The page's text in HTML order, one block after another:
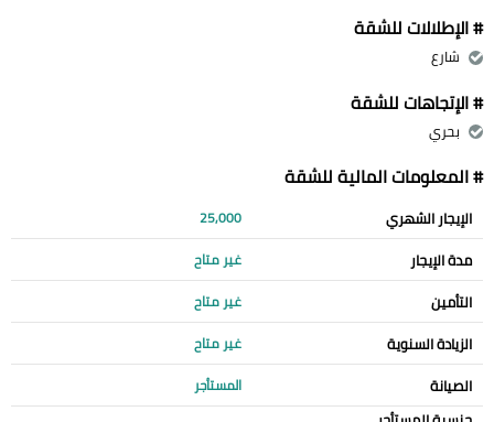
# الإطلالات للشقة
شارع
# الإتجاهات للشقة
بحري
# المعلومات المالية للشقة
الإيجار الشهري 25,000
مدة الإيجار غير متاح
التأمين غير متاح
الزيادة السنوية غير متاح
الصيانة المستأجر